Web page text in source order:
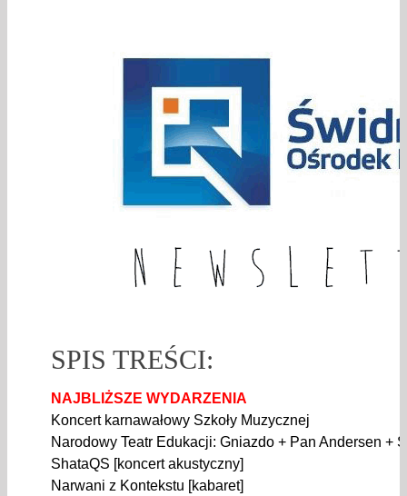
SPIS TREŚCI:
NAJBLIŻSZE WYDARZENIA
Koncert karnawałowy Szkoły Muzycznej
Narodowy Teatr Edukacji: Gniazdo + Pan Andersen +
ShataQS [koncert akustyczny]
Narwani z Kontekstu [kabaret]